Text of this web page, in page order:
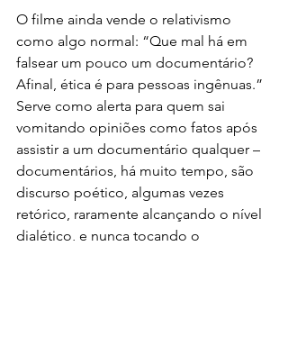
O filme ainda vende o relativismo
como algo normal: “Que mal há em
falsear um pouco um documentário?
Afinal, ética é para pessoas ingênuas.”
Serve como alerta para quem sai
vomitando opiniões como fatos após
assistir a um documentário qualquer –
documentários, há muito tempo, são
discurso poético, algumas vezes
retórico, raramente alcançando o nível
dialético, e nunca tocando o